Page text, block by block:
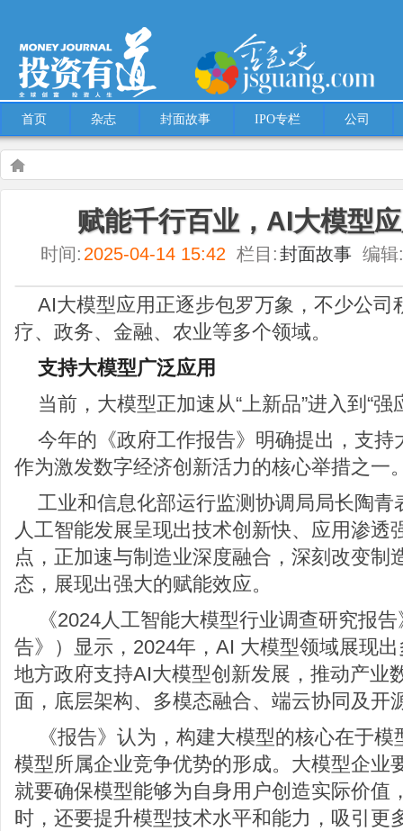
首页 杂志 封面故事 IPO专栏 公司
Warning: Use of undefined constant multiple - assumed 'multiple' (this will throw
content/themes/Hcms/single.phpon line
封面故事 赋能千行百业，AI大模型应用“多点开花”
赋能千行百业，AI大模型
时间: 2025-04-14 15:42 栏目:封面故事 编辑:
AI大模型应用正逐步包罗万象，不少公司
疗、政务、金融、农业等多个领域。
支持大模型广泛应用
当前，大模型正加速从“上新品”进入到“强
今年的《政府工作报告》明确提出，支
作为激发数字经济创新活力的核心举措之一
工业和信息化部运行监测协调局局长陶
人工智能发展呈现出技术创新快、应用渗透
点，正加速与制造业深度融合，深刻改变制
态，展现出强大的赋能效应。
《2024人工智能大模型行业调查研究报
告》）显示，2024年，AI 大模型领域展现
地方政府支持AI大模型创新发展，推动产业
面，底层架构、多模态融合、端云协同及开
《报告》认为，构建大模型的核心在于
模型所属企业竞争优势的形成。大模型企业
就要确保模型能够为自身用户创造实际价值
时，还要提升模型技术水平和能力，吸引更